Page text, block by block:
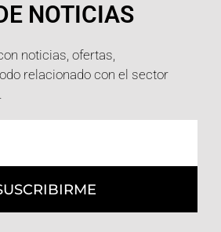
NOTICIAS
noticias, ofertas,
relacionado con el sector